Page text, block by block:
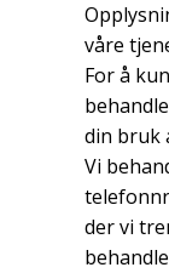
våre
For å
din bruk
Vi
der vi